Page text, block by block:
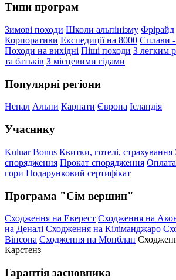
Типи програм
Зимові походи Школи альпінізму Фрірайд
Корпоративи Експедиції на 8000 Сплави -
Походи на вихідні Піші походи З легким
та батьків З місцевими гідами
Популярні регіони
Непал Альпи Карпати Європа Ісландія
Учаснику
Kuluar Bonus Квитки, готелі, страхування
спорядження Прокат спорядження
гори Подарунковий сертифікат
Програма "Сім вершин"
Сходження на Еверест Сходження на
на Деналі Сходження на Кіліманджаро
Вінсона Сходження на Монблан
Карстенз
Гарантія засновника